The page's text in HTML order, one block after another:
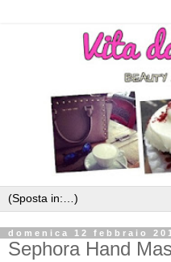
domenica 12 febbraio
Sephora Hand